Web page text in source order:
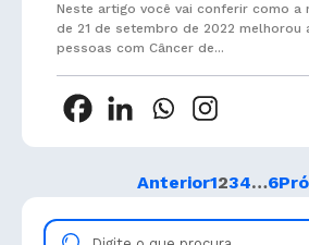
Neste artigo você vai conferir como a
de 21 de setembro de 2022 melhorou
pessoas com Câncer de...
Anterior1234…6
Digite